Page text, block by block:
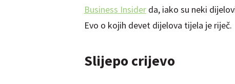
Business Insiderda, iako su neki
Evo o kojih devet dijelova tijela je riječ.
Slijepo crijevo